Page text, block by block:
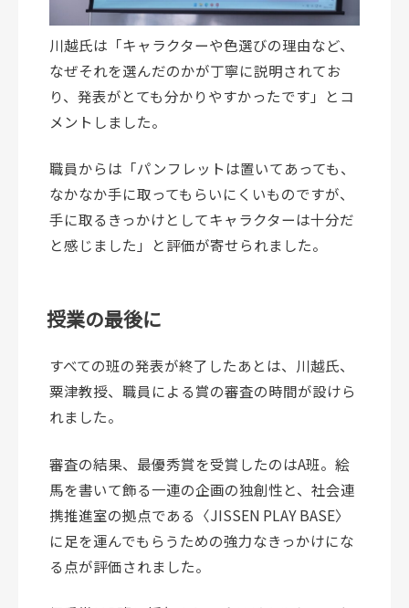
川越氏は「キャラクターや色選びの理由など、
なぜそれを選んだのかが丁寧に説明されてお
り、発表がとても分かりやすかったです」とコ
メントしました。
職員からは「パンフレットは置いてあっても、
なかなか手に取ってもらいにくいものですが、
手に取るきっかけとしてキャラクターは十分だ
と感じました」と評価が寄せられました。
授業の最後に
すべての班の発表が終了したあとは、川越氏、
粟津教授、職員による賞の審査の時間が設けら
れました。
審査の結果、最優秀賞を受賞したのはA班。絵
馬を書いて飾る一連の企画の独創性と、社会連
携推進室の拠点である〈JISSEN PLAY BASE〉
に足を運んでもらうための強力なきっかけにな
る点が評価されました。